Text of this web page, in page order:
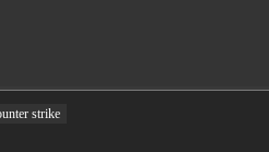
strike